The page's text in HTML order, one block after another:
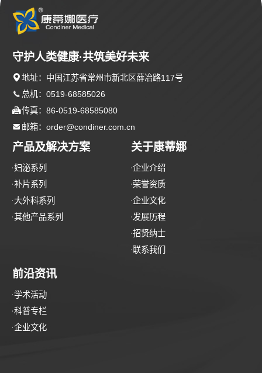
守护人类健康·共筑美好未来
 地址：中国江苏省常州市新北区薛冶路117号
 总机：0519-68585026
传真：86-0519-68585080
 邮箱：order@condiner.com.cn
产品及解决方案
妇泌系列
补片系列
大外科系列
其他产品系列
关于康蒂娜
企业介绍
荣誉资质
企业文化
发展历程
招贤纳士
联系我们
前沿资讯
学术活动
科普专栏
企业文化